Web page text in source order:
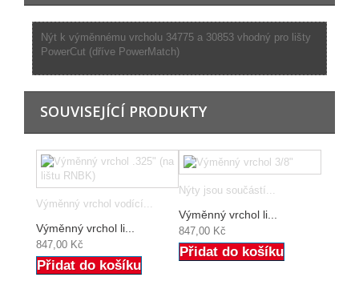
Nýt k výměnnému vrcholu 34775 a 30853 vhodný pro lišty
PowerCut (dříve PowerMatch)
SOUVISEJÍCÍ PRODUKTY
Výměnný vrchol vodící...
Výměnný vrchol li...
847,00 Kč
Přidat do košíku
Nýty jsou součástí...
Výměnný vrchol li...
847,00 Kč
Přidat do košíku